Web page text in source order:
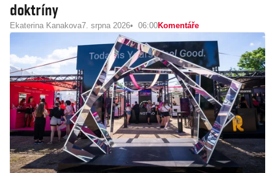
doktríny
Ekaterina Kanakova7. srpna 2026 06:00Komentáře